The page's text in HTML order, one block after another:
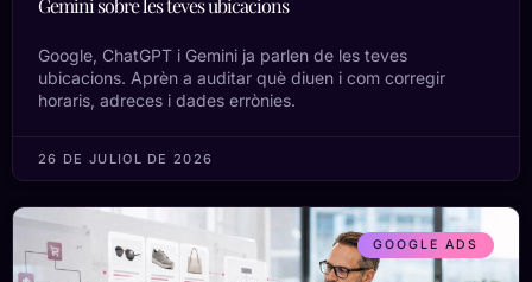
Gemini sobre les teves ubicacions
Google, ChatGPT i Gemini ja parlen de les teves
ubicacions. Aprèn a auditar què diuen i com corregir
horaris, adreces i dades errònies.
26 DE JULIOL DE 2026
GOOGLE ADS